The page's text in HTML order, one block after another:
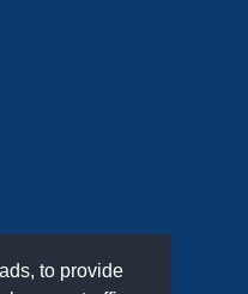
to provide